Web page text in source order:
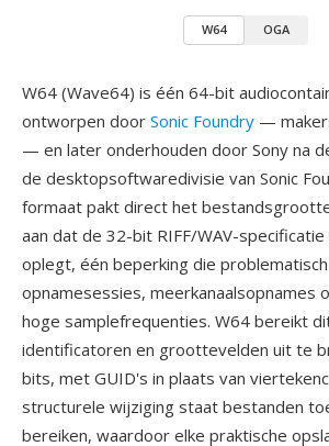
W64 OGA
W64 (Wave64) is één 64-bit
ontworpen door Sonic Foundry —
— en later onderhouden door Sony na
de desktopsoftwaredivisie van Sonic
formaat pakt direct het
aan dat de 32-bit RIFF/WAV-
oplegt, één beperking die
opnamesessies, meerkanaalsopnames
hoge samplefrequenties. W64 bereikt
identificatoren en groottevelden uit te
bits, met GUID's in plaats van
structurele wijziging staat bestanden
bereiken, waardoor elke praktische